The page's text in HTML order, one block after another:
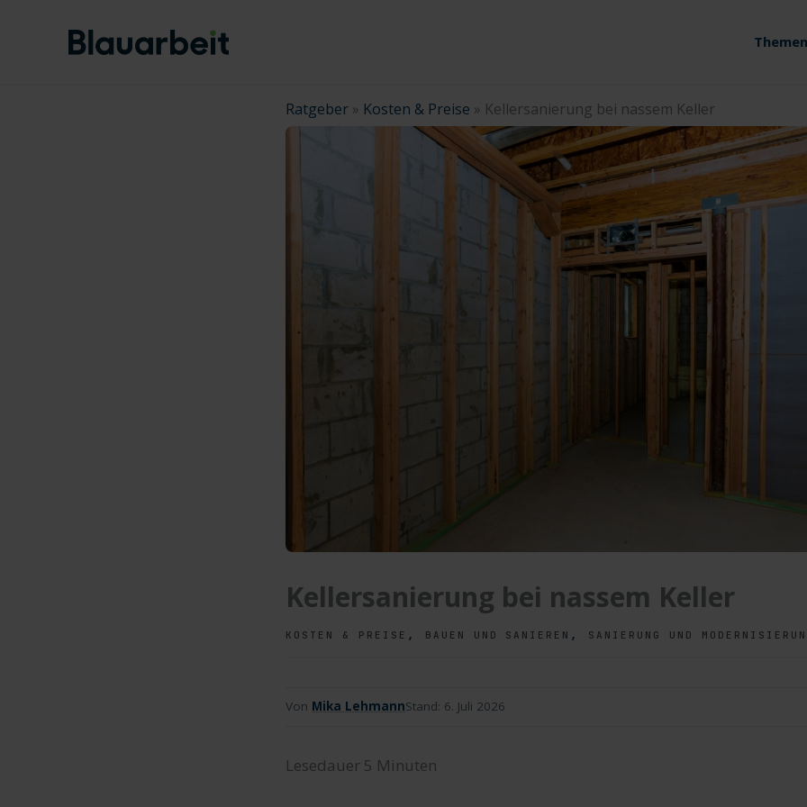
Ratgeber » Kosten & Preise » Kellersanierung bei nassem Keller
Kellersanierung bei nassem Keller
KOSTEN & PREISE , BAUEN UND SANIEREN , SANIERUNG UND
Von Mika LehmannStand: 6. Juli 2026
Lesedauer 5 Minuten